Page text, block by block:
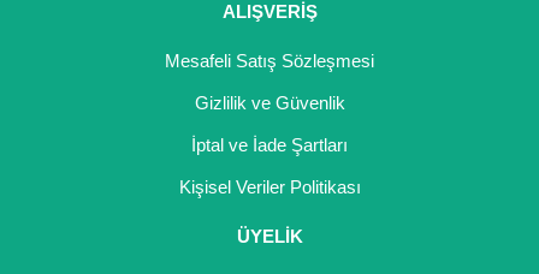
ALIŞVERİŞ
Mesafeli Satış Sözleşmesi
Gizlilik ve Güvenlik
İptal ve İade Şartları
Kişisel Veriler Politikası
ÜYELİK